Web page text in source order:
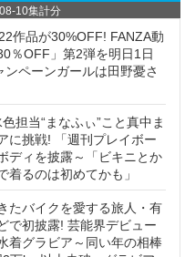
10集計分
作品が30%OFF! FANZA動
％OFF」第2弾を明日1日
ペーンガールは田野憂さ
担当“まなふぃ”こと真中ま
に挑戦! 「週刊プレイボー
ディを披露～「ビキニとか
着るのは初めてかも」
たバイクを愛する旅人・有
で初披露! 芸能界デビュー
着グラビア～同い年の相棒